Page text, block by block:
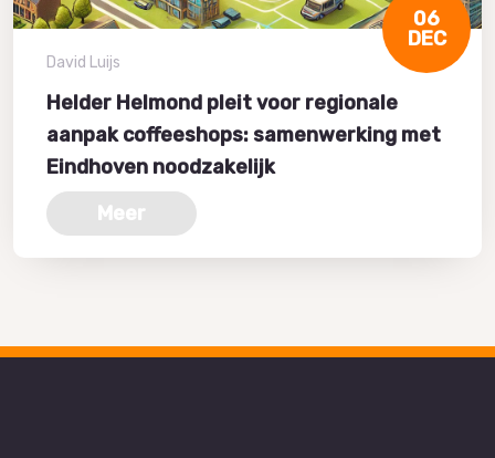
06
DEC
David Luijs
Helder Helmond pleit voor regionale
aanpak coffeeshops: samenwerking met
Eindhoven noodzakelijk
Meer